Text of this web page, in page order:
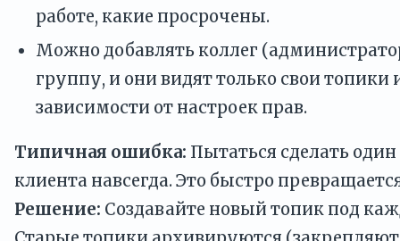
работе, какие просрочены.
Можно добавлять коллег
группу, и они видят только свои топики
зависимости от настроек прав.
Типичная ошибка: Пытаться сделать
клиента навсегда. Это быстро
Решение: Создавайте новый топик под